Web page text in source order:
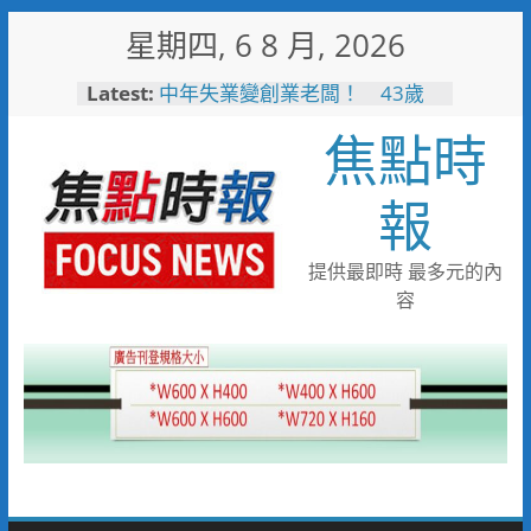
星期四, 6 8 月, 2026
Latest: 中年失業變創業老闆！ 43歲
失智婦癱坐路邊 新南巡警一眼
認出速通知家屬
見女網友需先匯錢 北門警戳破
詐騙陷阱保住40萬
工作過勞眼前發黑 北門巡警眼
尖急扶女子化解危機
逛賣場熱中暑昏厥 南門警與消
焦點時
報
提供最即時 最多元的內
容